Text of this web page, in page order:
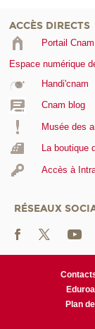
ACCÈS DIRECTS
Portail Cnam
Espace numérique
Handi'cnam
Cnam blog
Musée des
La boutique
Accès à
RÉSEAUX
Plan